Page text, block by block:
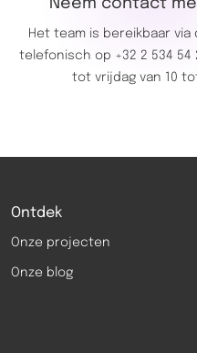
Het team is bereikbaar via
telefonisch op +32 2 534 54
tot vrijdag van 10 tot
Ontdek
Onze projecten
Onze blog